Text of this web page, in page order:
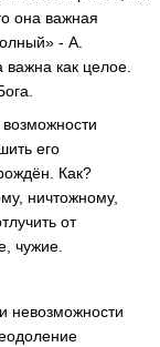
она важная
- А.
как целое.
его
Как?
ничтожному,
от
чужие.
невозможности